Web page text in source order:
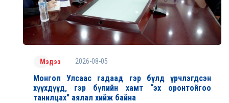
Мэдээ 2026-08-05
Монгол Улсаас гадаад гэр бүлд үрчлэгдсэн
хүүхдүүд, гэр бүлийн хамт “эх оронтойгоо
танилцах” аялал хийж байна